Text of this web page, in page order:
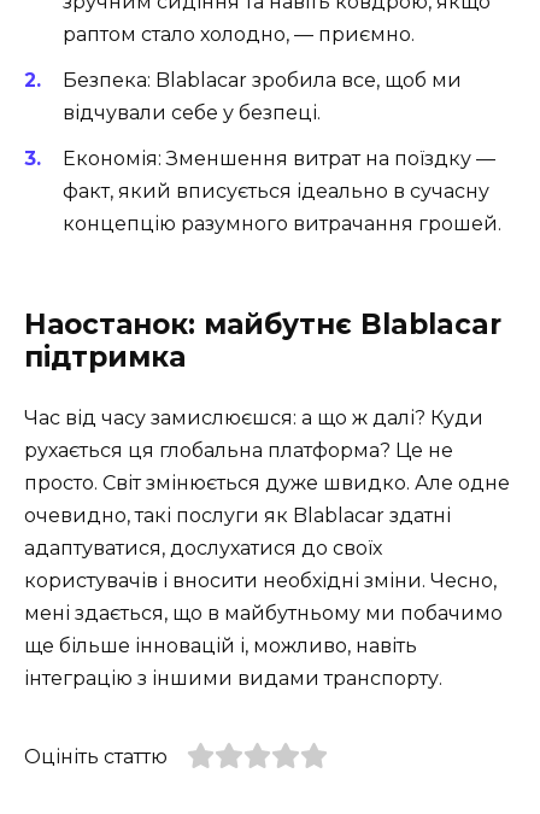
раптом стало холодно, — приємно.
Безпека: Blablacar зробила все, щоб ми
відчували себе у безпеці.
Економія: Зменшення витрат на поїздку —
факт, який вписується ідеально в сучасну
концепцію разумного витрачання грошей.
Наостанок: майбутнє Blablacar
підтримка
Час від часу замислюєшся: а що ж далі? Куди
рухається ця глобальна платформа? Це не
просто. Світ змінюється дуже швидко. Але одне
очевидно, такі послуги як Blablacar здатні
адаптуватися, дослухатися до своїх
користувачів і вносити необхідні зміни. Чесно,
мені здається, що в майбутньому ми побачимо
ще більше інновацій і, можливо, навіть
інтеграцію з іншими видами транспорту.
Оцініть статтю